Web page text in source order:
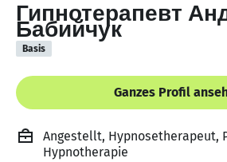
Гипнотерапевт
Бабийчук
Basis
Ganzes Profil
Angestellt, Hypnosetherapeut,
Hypnotherapie